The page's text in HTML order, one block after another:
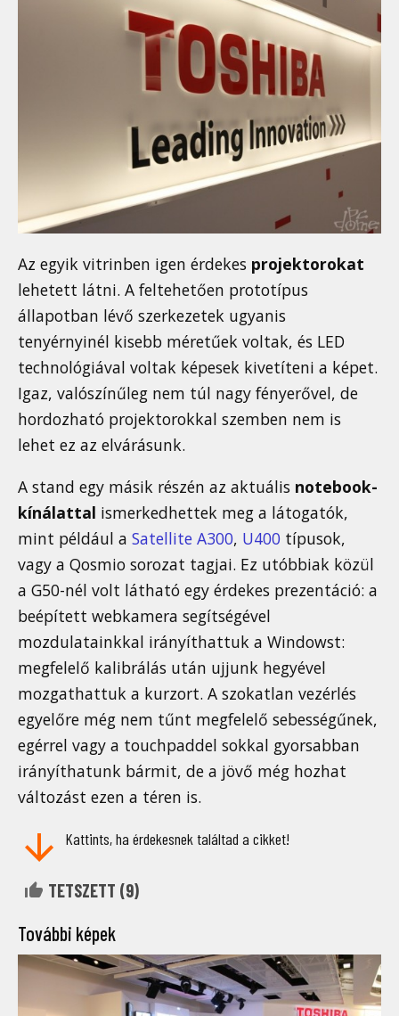
Az egyik vitrinben igen érdekes projektorokat
lehetett látni. A feltehetően prototípus
állapotban lévő szerkezetek ugyanis
tenyérnyinél kisebb méretűek voltak, és LED
technológiával voltak képesek kivetíteni a képet.
Igaz, valószínűleg nem túl nagy fényerővel, de
hordozható projektorokkal szemben nem is
lehet ez az elvárásunk.
A stand egy másik részén az aktuális notebook-
kínálattal ismerkedhettek meg a látogatók,
mint például a Satellite A300, U400 típusok,
vagy a Qosmio sorozat tagjai. Ez utóbbiak közül
a G50-nél volt látható egy érdekes prezentáció: a
beépített webkamera segítségével
mozdulatainkkal irányíthattuk a Windowst:
megfelelő kalibrálás után ujjunk hegyével
mozgathattuk a kurzort. A szokatlan vezérlés
egyelőre még nem tűnt megfelelő sebességűnek,
egérrel vagy a touchpaddel sokkal gyorsabban
irányíthatunk bármit, de a jövő még hozhat
változást ezen a téren is.
Kattints, ha érdekesnek találtad a cikket!
TETSZETT (9)
További képek